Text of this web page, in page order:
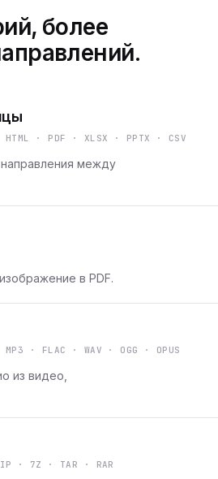
более
· PDF · XLSX · PPTX · CSV
между
в PDF.
· FLAC · WAV · OGG · OPUS
из видео,
· 7Z · TAR · RAR